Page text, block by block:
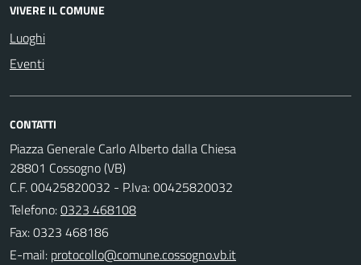
VIVERE IL COMUNE
Luoghi
Eventi
CONTATTI
Piazza Generale Carlo Alberto dalla Chiesa
28801 Cossogno (VB)
C.F. 00425820032 - P.Iva: 00425820032
Telefono:0323 468108
Fax: 0323 468186
E-mail: